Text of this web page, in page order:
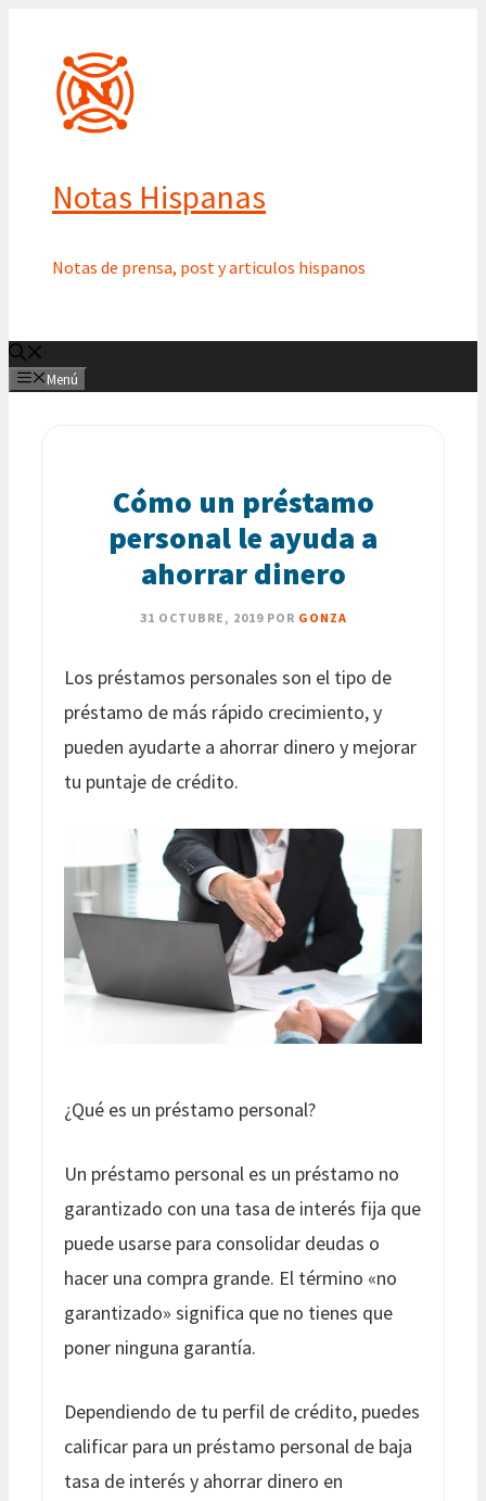
contenido
Notas Hispanas
Notas de prensa, post y articulos hispanos
Menú
Cómo un préstamo
personal le ayuda a
ahorrar dinero
31 OCTUBRE, 2019 POR GONZA
Los préstamos personales son el tipo de
préstamo de más rápido crecimiento, y
pueden ayudarte a ahorrar dinero y mejorar
tu puntaje de crédito.
¿Qué es un préstamo personal?
Un préstamo personal es un préstamo no
garantizado con una tasa de interés fija que
puede usarse para consolidar deudas o
hacer una compra grande. El término «no
garantizado» significa que no tienes que
poner ninguna garantía.
Dependiendo de tu perfil de crédito, puedes
calificar para un préstamo personal de baja
tasa de interés y ahorrar dinero en